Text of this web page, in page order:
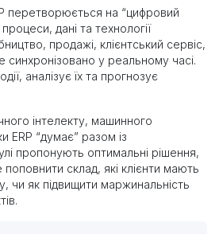
перетворюється на “цифровий
дані та технології
продажі, клієнтський сервіс,
синхронізовано у реальному часі.
аналізує їх та прогнозує
інтелекту, машинного
ERP “думає” разом із
пропонують оптимальні рішення,
склад, які клієнти мають
чи як підвищити маржинальність